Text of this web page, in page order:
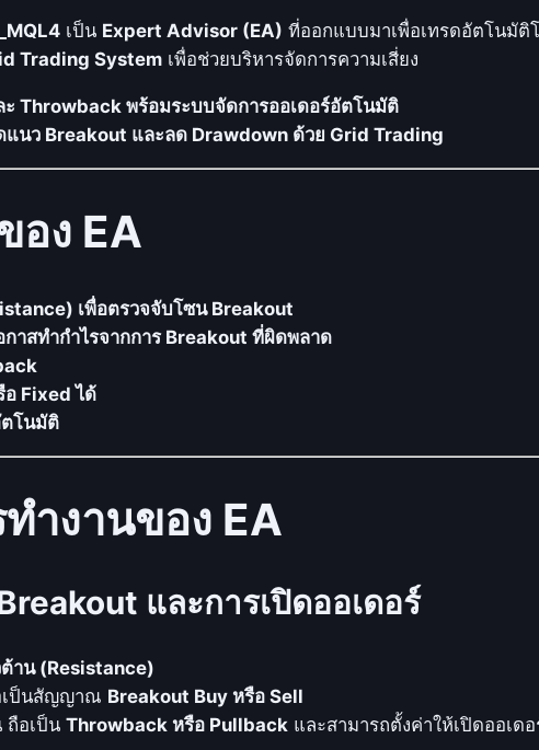
m
a
t
B
r
u
t
d
A
_
Q
ใ
ช้
เป็น Expert Advisor (EA) ที่ออกแบบมาเพื่อเทรดอัตโนมัติ
Trading System เพื่อช่วยบริหารจัดการความเสี่ยง
Throwback พร้อมระบบจัดการออเดอร์อัตโนมัติ
แนว Breakout และลด Drawdown ด้วย Grid Trading
ง EA
เพื่อตรวจจับโซน Breakout
าสทำกำไรจากการ Breakout ที่ผิดพลาด
Fixed ได้
โนมัติ
ำงานของ EA
และการเปิดออเดอร์
าน (Resistance)
เป็นสัญญาณ Breakout Buy หรือ Sell
ถือเป็น Throwback หรือ Pullback และสามารถตั้งค่าให้เปิดออเด